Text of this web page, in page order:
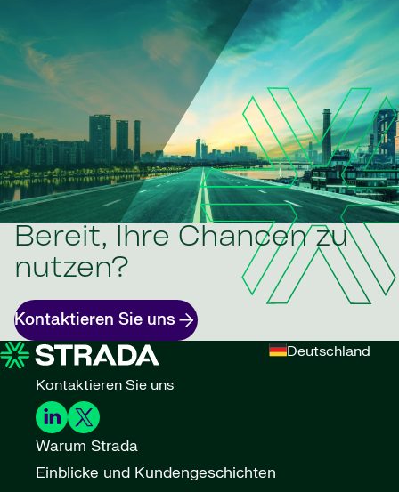
Bereit, Ihre Chancen zu
nutzen?
Kontaktieren Sie uns
Deutschland
Kontaktieren Sie uns
Warum Strada
Einblicke und Kundengeschichten